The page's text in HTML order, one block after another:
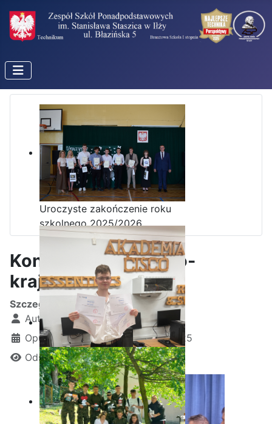
Uroczyste zakończenie roku
szkolnego 2025/2026
Konkurs historyczno-
krajoznawczy
Szczegóły
Autor:
Kamil Krosta
Opublikowano: 20 październik 2025
Odsłon: 1196